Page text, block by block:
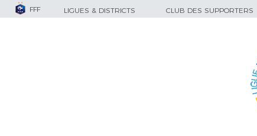
FFF LIGUES & DISTRICTS CLUB DES SUPPORTERS